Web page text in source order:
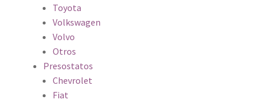
Toyota
Volkswagen
Volvo
Otros
Presostatos
Chevrolet
Fiat